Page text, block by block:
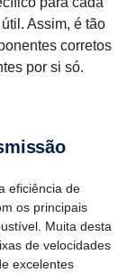
Assim, é tão
corretos
por si só.
eficiência de
os principais
Muita desta
de velocidades
excelentes